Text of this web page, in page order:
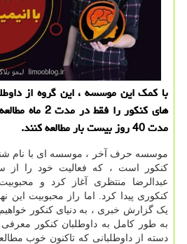
با كمك این موسسه ، این گروه از
های كنكور را
مدت 40 روز بیست بار مطالعه كنند.
موسسه حرف آخر ، موسسه ای با نام
عبدالرضا منتظری آغاز کرد و
کنکوری پیدا کرد. اما راز محبوبیت این
یک گزارش خبری ، به دنیای کنکور
به طور کامل به داوطلبان کنکور
دسته از داوطلبانی که تاکنون خوب